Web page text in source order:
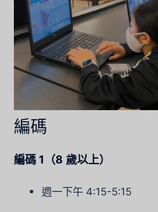
編碼
編碼 1（8 歲以上）
週一下午 4:15-5:15